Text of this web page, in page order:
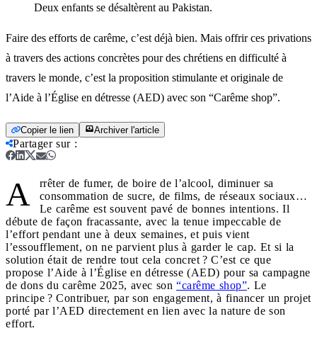
Deux enfants se désaltèrent au Pakistan.
Faire des efforts de carême, c’est déjà bien. Mais offrir ces privations
à travers des actions concrètes pour des chrétiens en difficulté à
travers le monde, c’est la proposition stimulante et originale de
l’Aide à l’Église en détresse (AED) avec son “Carême shop”.
Copier le lien Archiver l'article
Partager sur:
A
rrêter de fumer, de boire de l’alcool, diminuer sa
consommation de sucre, de films, de réseaux sociaux…
Le carême est souvent pavé de bonnes intentions. Il
débute de façon fracassante, avec la tenue impeccable de
l’effort pendant une à deux semaines, et puis vient
l’essoufflement, on ne parvient plus à garder le cap. Et si la
solution était de rendre tout cela concret ? C’est ce que
propose l’Aide à l’Église en détresse (AED) pour sa campagne
de dons du carême 2025, avec son “carême shop”. Le
principe ? Contribuer, par son engagement, à financer un projet
porté par l’AED directement en lien avec la nature de son
effort.